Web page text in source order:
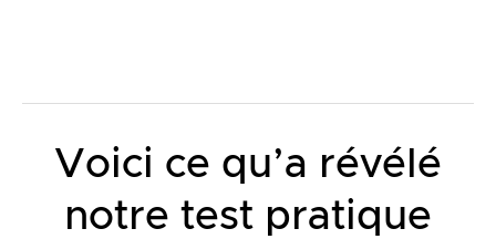
Voici ce qu’a révélé
notre test pratique